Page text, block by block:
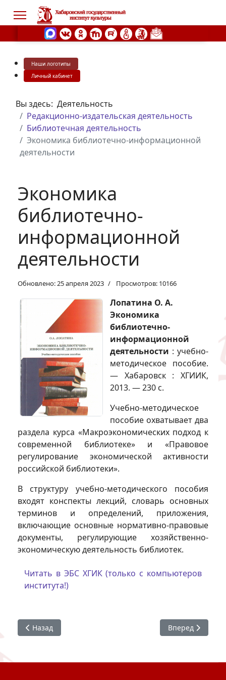
Наши логотипы
Личный кабинет
Вы здесь: Деятельность
Редакционно-издательская деятельность
Библиотечная деятельность
Экономика библиотечно-информационной
деятельности
Экономика
библиотечно-
информационной
деятельности
Обновлено: 25 апреля 2023 Просмотров: 10166
Лопатина О. А.
Экономика
библиотечно-
информационной
деятельности : учебно-
методическое пособие.
— Хабаровск : ХГИИК,
2013. — 230 с.
Учебно-методическое
пособие охватывает два
раздела курса «Макроэкономических подход к
современной библиотеке» и «Правовое
регулирование экономической активности
российской библиотеки».
В структуру учебно-методического пособия
входят конспекты лекций, словарь основных
терминов и определений, приложения,
включающие основные нормативно-правовые
документы, регулирующие хозяйственно-
экономическую деятельность библиотек.
Читать в ЭБС ХГИК (только с компьютеров
института!)
Предыдущий: Труды преподавателей кафедры КиБИД
Назад Следующий:
Вперед